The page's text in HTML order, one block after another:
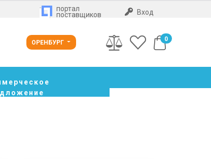
портал
поставщиков Вход
ОРЕНБУРГ 0